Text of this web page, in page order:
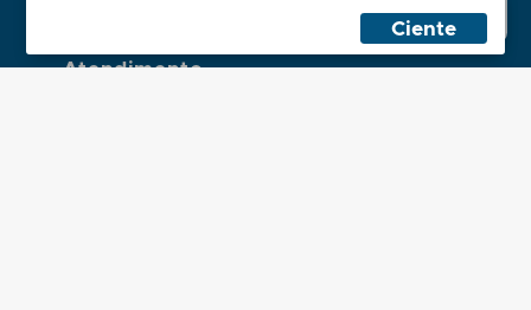
Atendimento
Sales
Ciente